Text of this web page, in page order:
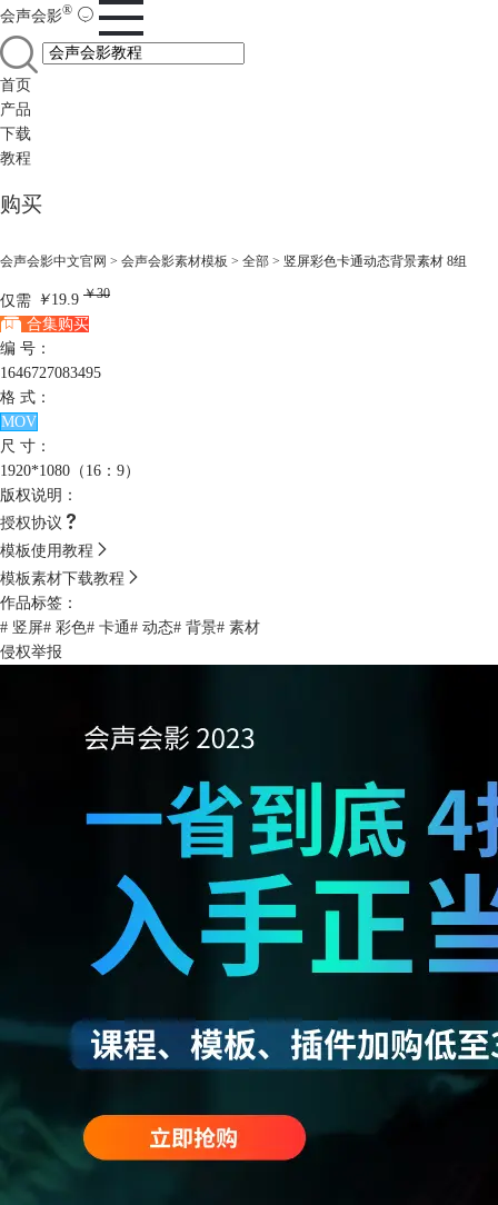
会声会影®
首页
产品
下载
教程
购买
会声会影中文官网 > 会声会影素材模板 > 全部 > 竖屏彩色卡通动态背景素材 8组
仅需 ￥19.9 ￥30
合集购买
编 号：
1646727083495
格 式：
MOV
尺 寸：
1920*1080（16：9）
版权说明：
授权协议
模板使用教程
模板素材下载教程
作品标签：
# 竖屏# 彩色# 卡通# 动态# 背景# 素材
侵权举报